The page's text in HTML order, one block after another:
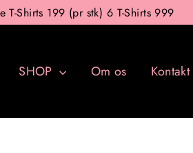
T-Shirts 199 (pr stk) 6 T-Shirts 999
SHOP Om os Kontakt